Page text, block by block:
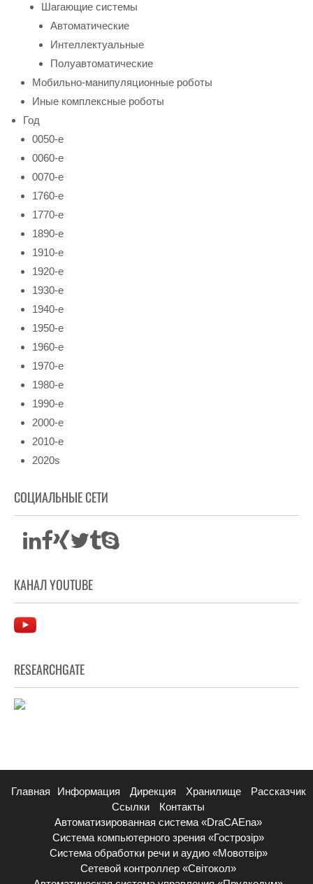
Шагающие системы
Автоматические
Интеллектуальные
Полуавтоматические
Мобильно-манипуляционные роботы
Иные комплексные роботы
Год
0050-е
0060-е
0070-е
1760-е
1770-е
1890-е
1910-е
1920-е
1930-е
1940-е
1950-е
1960-е
1970-е
1980-е
1990-е
2000-е
2010-е
2020s
СОЦИАЛЬНЫЕ СЕТИ
КАНАЛ YOUTUBE
RESEARCHGATE
Главная Информация Дирекция Хранилище
Рассказчик
Ссылки
Контакты
Автоматизированная система «DraCAEna»
Система компьютерного зрения «Гострозір»
Система обработки речи и аудио «Мовотвір»
Сетевой контроллер «Світокол»